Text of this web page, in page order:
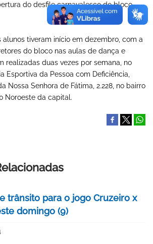
do desfile carnavalesco do bloco
alunos tiveram início em dezembro, com a
do bloco nas aulas de dança e
realizadas duas vezes por semana, no
Esportiva da Pessoa com Deficiência,
Nossa Senhora de Fátima, 2.228, no bairro
Noroeste da capital.
trânsito para o jogo Cruzeiro x
domingo (9)